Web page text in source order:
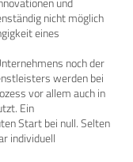
nicht möglich
eines
noch der
werden bei
vor allem auch in
Ein
Start bei null. Selten
individuell